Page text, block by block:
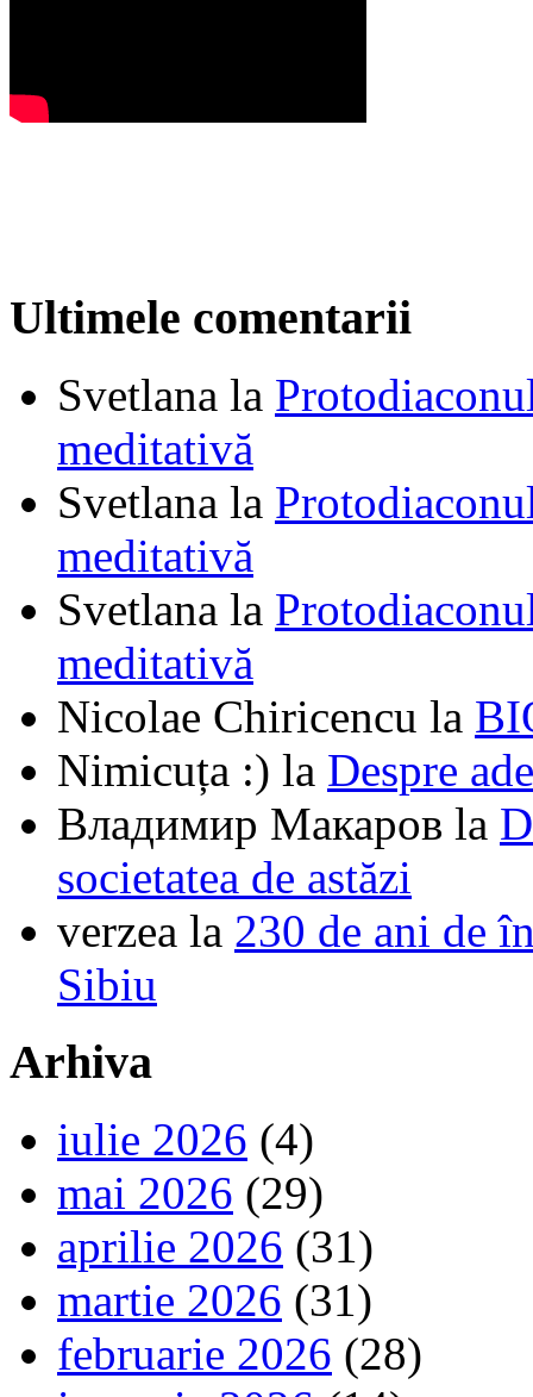
Ultimele comentarii
Svetlana la
meditativă
Svetlana la
meditativă
Svetlana la
meditativă
Nicolae Chiricencu la
Nimicuța :) la Despre
Владимир Макаров la
societatea de astăzi
verzea la 230 de ani de
Sibiu
Arhiva
iulie 2026 (4)
mai 2026 (29)
aprilie 2026 (31)
martie 2026 (31)
februarie 2026 (28)